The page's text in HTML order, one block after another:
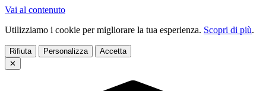
Vai al contenuto
Utilizziamo i cookie per migliorare la tua esperienza. Scopri di più.
Rifiuta Personalizza
Accetta
✕